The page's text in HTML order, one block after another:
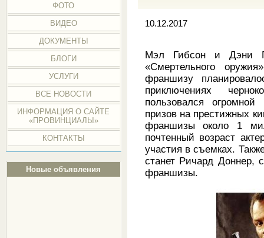
ФОТО
ВИДЕО
ДОКУМЕНТЫ
БЛОГИ
УСЛУГИ
ВСЕ НОВОСТИ
ИНФОРМАЦИЯ О САЙТЕ
«ПРОВИНЦИАЛЫ»
КОНТАКТЫ
Новые объявления
10.12.2017
Мэл Гибсон и Дэни
«Смертельного
франшизу
приключениях
пользовался огромной
призов на престижных
франшизы около 1
почтенный возраст
участия в съемках.
станет Ричард Доннер,
франшизы.